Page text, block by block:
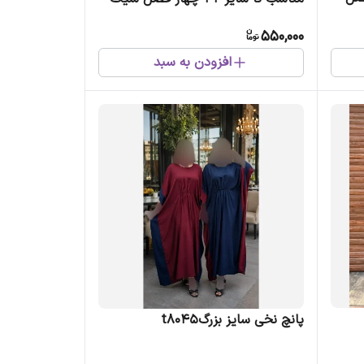
550,000
افزودن به سبد
⁨پانچ نخی سایز بزرگt8045